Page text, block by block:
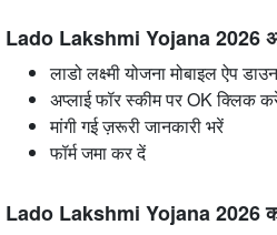
Lado Lakshmi Yojana 2026
लाडो लक्ष्मी योजना मोबाइल ऐप
अप्लाई फॉर स्कीम पर OK क्लिक
मांगी गई ज़रूरी जानकारी भरें
फॉर्म जमा कर दें
Lado Lakshmi Yojana 2026